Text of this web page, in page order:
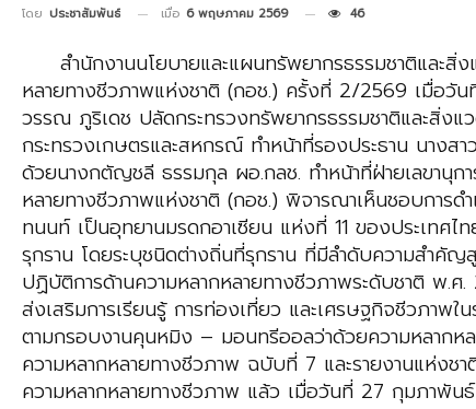
โดย ประชาสัมพันธ์ เมื่อ 6 พฤษภาคม 2569 46
สำนักงานนโยบายและแผนทรัพยากรธรรมชาติและสิ่ง
หลายทางชีวภาพแห่งชาติ (กอช.) ครั้งที่ 2/2569 เมื่อวั
วรรณ ภูริเดช ปลัดกระทรวงทรัพยากรธรรมชาติและสิ่ง
กระทรวงเกษตรและสหกรณ์ ทำหน้าที่รองประธาน นาง
ด้วยนางกตัญชลี ธรรมกุล ผอ.กลช. ทำหน้าที่ฝ่ายเลขานุก
หลายทางชีวภาพแห่งชาติ (กอช.) พิจารณาเห็นชอบการ
ทนนท์ เป็นอุทยานมรดกอาเซียน แห่งที่ 11 ของประเทศ
รุกราน โดยระบุชนิดต่างถิ่นที่รุกราน ที่มีลำดับความสำคัญ
ปฏิบัติการด้านความหลากหลายทางชีวภาพระดับชาติ พ.
ส่งเสริมการเรียนรู้ การท่องเที่ยว และเศรษฐกิจชีวภา
ตามกรอบงานคุนหมิง – มอนทรีออลว่าด้วยความหลากหล
ความหลากหลายทางชีวภาพ ฉบับที่ 7 และรายงานแห่งช
ความหลากหลายทางชีวภาพ แล้ว เมื่อวันที่ 27 กุมภาพัน